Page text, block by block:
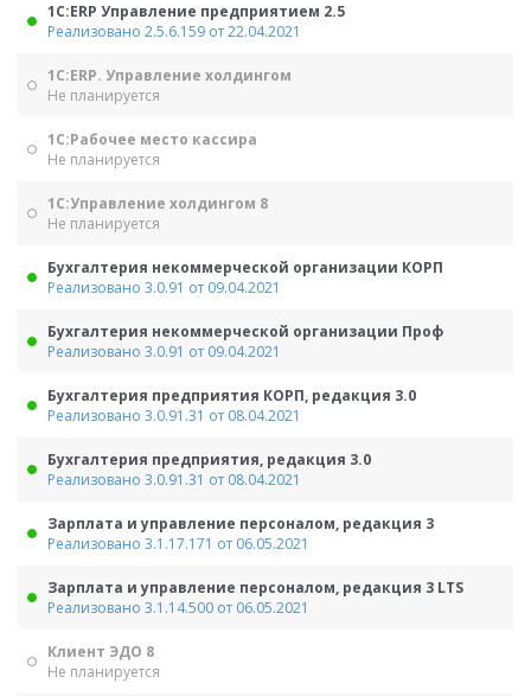
1С:ERP Управление предприятием 2.5
Реализовано 2.5.6.159 от 22.04.2021
1С:ERP. Управление холдингом
Не планируется
1С:Рабочее место кассира
Не планируется
1С:Управление холдингом 8
Не планируется
Бухгалтерия некоммерческой организации КОРП
Реализовано 3.0.91 от 09.04.2021
Бухгалтерия некоммерческой организации Проф
Реализовано 3.0.91 от 09.04.2021
Бухгалтерия предприятия КОРП, редакция 3.0
Реализовано 3.0.91.31 от 08.04.2021
Бухгалтерия предприятия, редакция 3.0
Реализовано 3.0.91.31 от 08.04.2021
Зарплата и управление персоналом, редакция 3
Реализовано 3.1.17.171 от 06.05.2021
Зарплата и управление персоналом, редакция 3 LTS
Реализовано 3.1.14.500 от 06.05.2021
Клиент ЭДО 8
Не планируется